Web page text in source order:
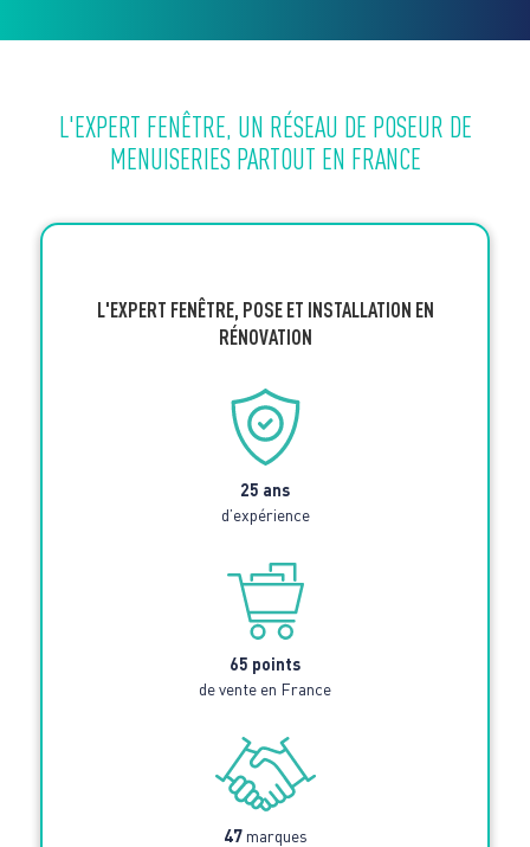
L'EXPERT FENÊTRE, UN RÉSEAU DE POSEUR DE
MENUISERIES PARTOUT EN FRANCE
L'EXPERT FENÊTRE, POSE ET INSTALLATION EN
RÉNOVATION
25 ans
d’expérience
65 points
de vente en France
47marques